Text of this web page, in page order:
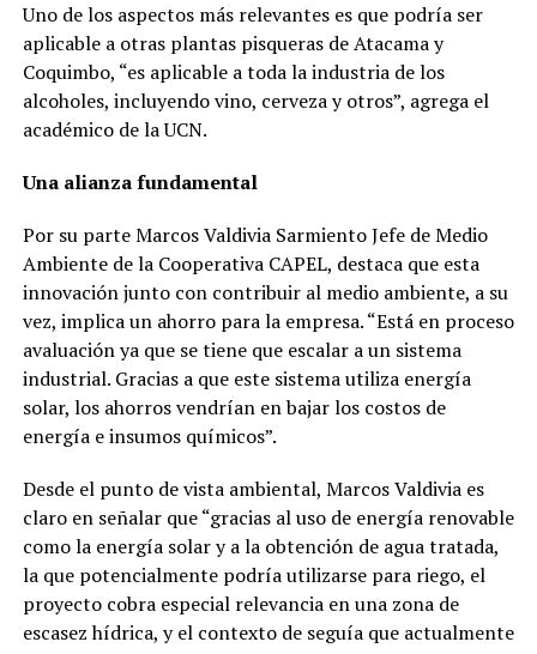
Uno de los aspectos más relevantes es que podría ser
aplicable a otras plantas pisqueras de Atacama y
Coquimbo, “es aplicable a toda la industria de los
alcoholes, incluyendo vino, cerveza y otros”, agrega el
académico de la UCN.
Una alianza fundamental
Por su parte Marcos Valdivia Sarmiento Jefe de Medio
Ambiente de la Cooperativa CAPEL, destaca que esta
innovación junto con contribuir al medio ambiente, a su
vez, implica un ahorro para la empresa. “Está en proceso
avaluación ya que se tiene que escalar a un sistema
industrial. Gracias a que este sistema utiliza energía
solar, los ahorros vendrían en bajar los costos de
energía e insumos químicos”.
Desde el punto de vista ambiental, Marcos Valdivia es
claro en señalar que “gracias al uso de energía renovable
como la energía solar y a la obtención de agua tratada,
la que potencialmente podría utilizarse para riego, el
proyecto cobra especial relevancia en una zona de
escasez hídrica, y el contexto de seguía que actualmente